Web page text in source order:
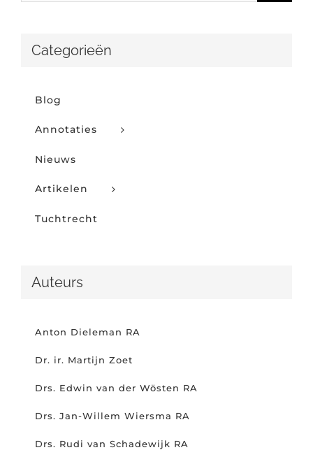
Categorieën
Blog
Annotaties
Nieuws
Artikelen
Tuchtrecht
Auteurs
Anton Dieleman RA
Dr. ir. Martijn Zoet
Drs. Edwin van der Wösten RA
Drs. Jan-Willem Wiersma RA
Drs. Rudi van Schadewijk RA